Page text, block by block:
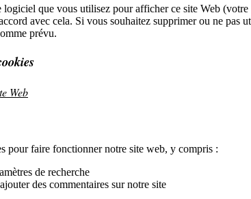
logiciel que vous utilisez pour afficher ce site Web
avec cela. Si vous souhaitez supprimer ou ne
prévu.
Web
pour faire fonctionner notre site web, y compris :
de recherche
des commentaires sur notre site